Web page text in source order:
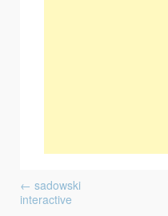
← sadowski
interactive